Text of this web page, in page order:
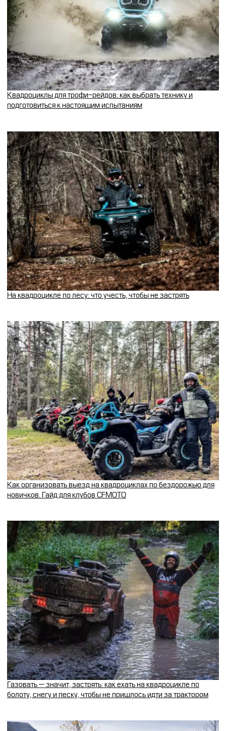
Квадроциклы для трофи-рейдов: как выбрать технику и
подготовиться к настоящим испытаниям
На квадроцикле по лесу: что учесть, чтобы не застрять
Как организовать выезд на квадроциклах по бездорожью для
новичков. Гайд для клубов CFMOTO
Газовать — значит, застрять: как ехать на квадроцикле по
болоту, снегу и песку, чтобы не пришлось идти за трактором